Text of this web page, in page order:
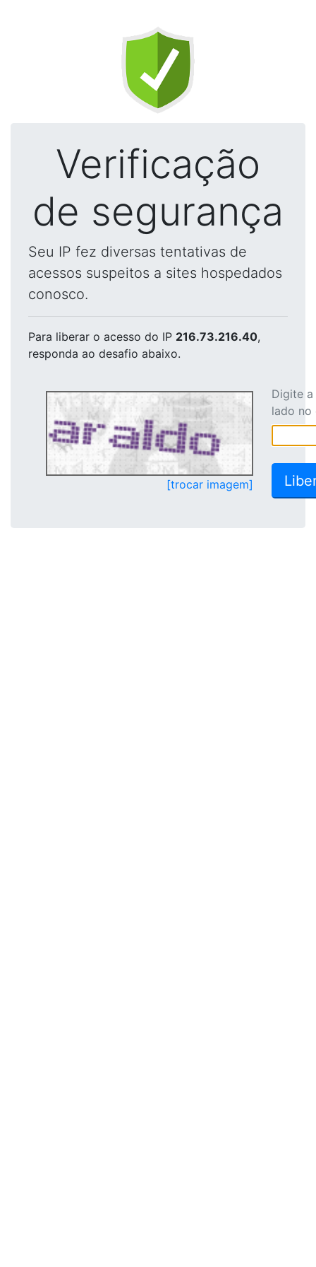
Verificação
de segurança
Seu IP fez diversas tentativas de
acessos suspeitos a sites hospedados
conosco.
Para liberar o acesso do IP 216.73.216.40,
responda ao desafio abaixo.
[trocar imagem]
Digite
lado no